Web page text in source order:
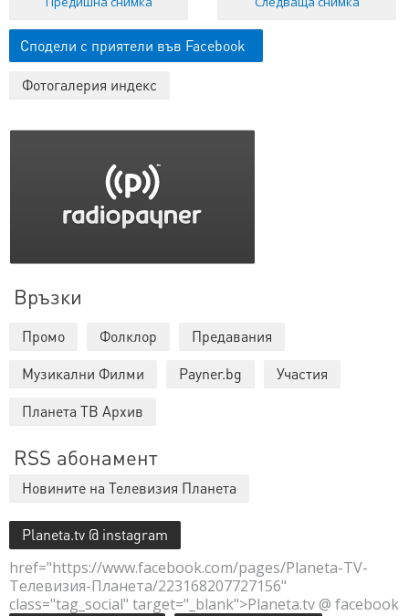
Сподели с приятели във Facebook
Фотогалерия индекс
Връзки
Промо Фолклор
Предавания
Музикални Филми
Payner.bg
Участия
Планета ТВ Архив
RSS абонамент
Новините на Телевизия Планета
Planeta.tv @ instagram
href="https://www.facebook.com/pages/Planeta-TV-
Телевизия-Планета/223168207727156"
class="tag_social" target="_blank">Planeta.tv @ facebook